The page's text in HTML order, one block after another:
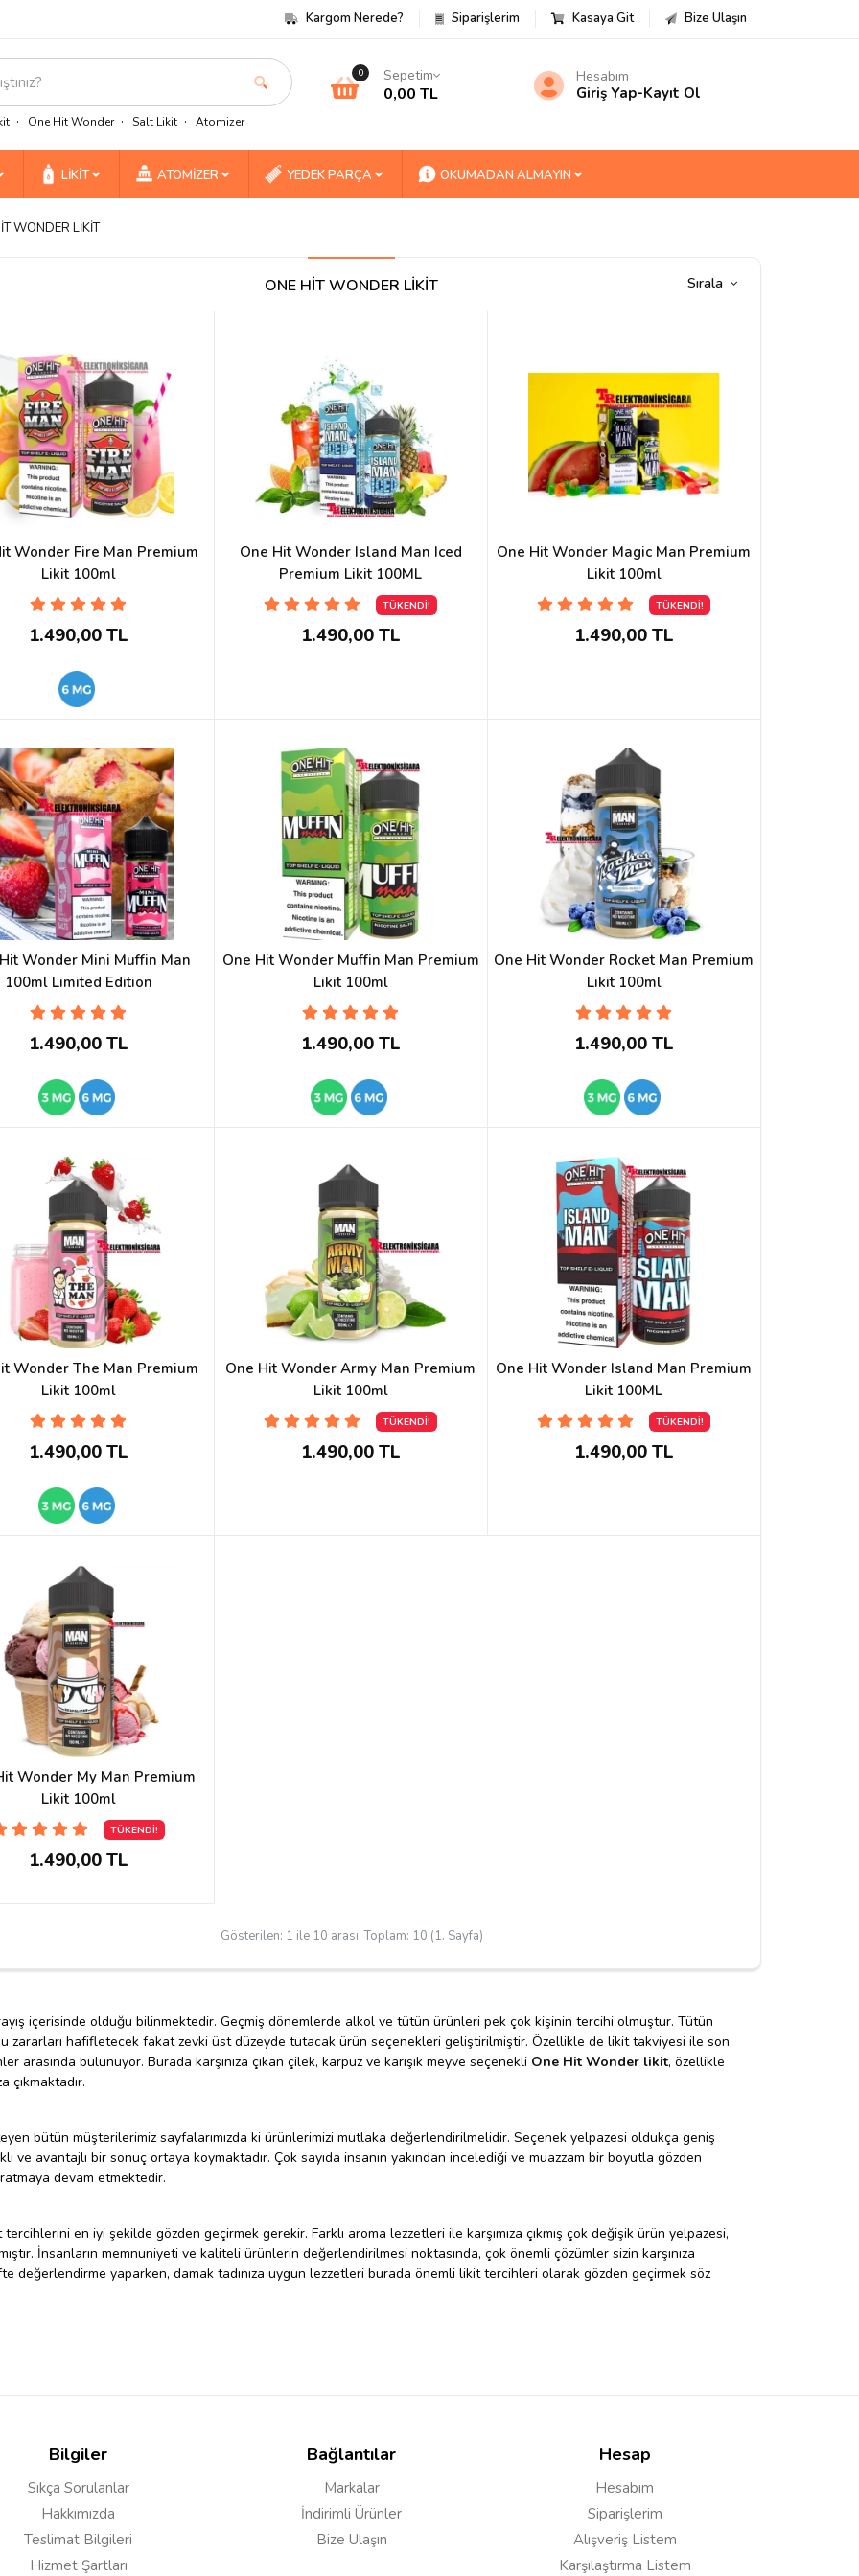
Kargom Nerede? Siparişlerim Kasaya Git Bize Ulaşın
One Hit Wonder Salt Likit Atomizer
0 Sepetim
0,00 TL
Hesabım
Giriş Yap-Kayıt Ol
LİKİT ATOMİZER YEDEK PARÇA OKUMADAN ALMAYIN
WONDER LİKİT
ONE HİT WONDER LİKİT Sırala
Wonder Fire Man Premium
Likit 100ml
1.490,00 TL
One Hit Wonder Island Man Iced
Premium Likit 100ML
TÜKENDİ!
1.490,00 TL
One Hit Wonder Magic Man Premium
Likit 100ml
TÜKENDİ!
1.490,00 TL
Wonder Mini Muffin Man
100ml Limited Edition
1.490,00 TL
One Hit Wonder Muffin Man Premium
Likit 100ml
1.490,00 TL
One Hit Wonder Rocket Man Premium
Likit 100ml
1.490,00 TL
Wonder The Man Premium
Likit 100ml
1.490,00 TL
One Hit Wonder Army Man Premium
Likit 100ml
TÜKENDİ!
1.490,00 TL
One Hit Wonder Island Man Premium
Likit 100ML
TÜKENDİ!
1.490,00 TL
Wonder My Man Premium
Likit 100ml
TÜKENDİ!
1.490,00 TL
Gösterilen: 1 ile 10 arası, Toplam: 10 (1. Sayfa)
içerisinde olduğu bilinmektedir. Geçmiş dönemlerde alkol ve tütün ürünleri pek çok kişinin tercihi olmuştur. Tütün
zararları hafifletecek fakat zevki üst düzeyde tutacak ürün seçenekleri geliştirilmiştir. Özellikle de likit takviyesi ile son
arasında bulunuyor. Burada karşınıza çıkan çilek, karpuz ve karışık meyve seçenekli One Hit Wonder likit, özellikle
çıkmaktadır.
bütün müşterilerimiz sayfalarımızda ki ürünlerimizi mutlaka değerlendirilmelidir. Seçenek yelpazesi oldukça geniş
ve avantajlı bir sonuç ortaya koymaktadır. Çok sayıda insanın yakından incelediği ve muazzam bir boyutla gözden
devam etmektedir.
en iyi şekilde gözden geçirmek gerekir. Farklı aroma lezzetleri ile karşımıza çıkmış çok değişik ürün yelpazesi,
İnsanların memnuniyeti ve kaliteli ürünlerin değerlendirilmesi noktasında, çok önemli çözümler sizin karşınıza
değerlendirme yaparken, damak tadınıza uygun lezzetleri burada önemli likit tercihleri olarak gözden geçirmek söz
One Hit Wonder Likit Fiyat
taşıyoruz. Ürünlerimizin ekonomik boyutlarda avantajlı sonuçları var. Ürün fiyat koşulları tamamen siz
Gayet uygun şartlarda ürün seçenekleri ortaya çıkarken,
One Hit Wonder likit fiyataralıkları, beklediğiniz
Bilgiler
Sıkça Sorulanlar
Hakkımızda
Teslimat Bilgileri
Hizmet Şartları
Bağlantılar
Markalar
İndirimli Ürünler
Bize Ulaşın
Hesap
Hesabım
Siparişlerim
Alışveriş Listem
Karşılaştırma Listem